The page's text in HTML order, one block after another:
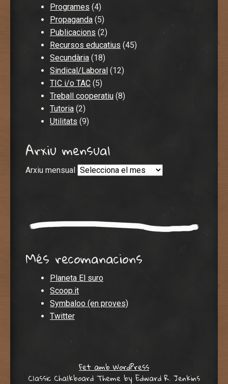
Programes (4)
Propaganda (5)
Publicacions (2)
Recursos educatius (45)
Secundària (18)
Sindical/Laboral (12)
TIC i/o TAC (5)
Treball cooperatiu (8)
Tutoria (2)
Utilitats (9)
Arxiu mensual
Arxiu mensual
Més recomanacions
Planeta El suro
Scoop.it
Symbaloo (en proves)
Twitter
Fet amb WordPress
Classic Chalkboard Theme by Edward R. Jenkins